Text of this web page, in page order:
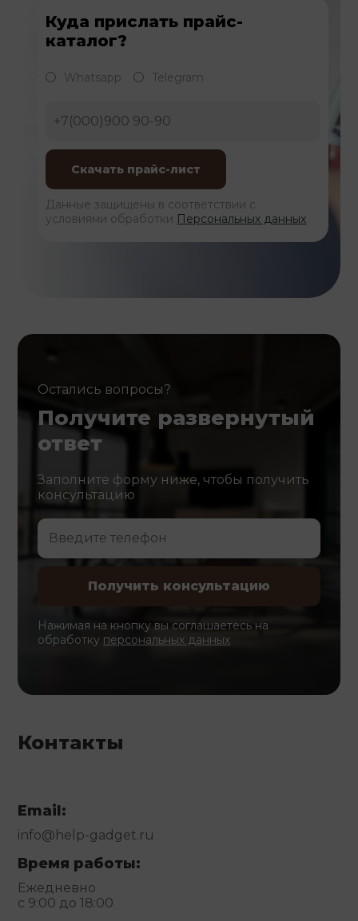
Куда прислать прайс-
каталог?
Whatsapp Telegram
Данные защищены в соответствии с
условиями обработки Персональных данных
Остались вопросы?
Получите развернутый
ответ
Заполните форму ниже, чтобы получить
консультацию
Нажимая на кнопку вы соглашаетесь на
обработку персональных данных
Контакты
Email:
info@help-gadget.ru
Время работы:
Ежедневно
с 9:00 до 18:00